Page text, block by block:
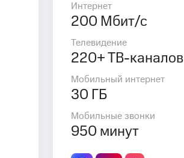
Интернет
200 Мбит/с
Телевидение
220+ ТВ-каналов
Мобильный интернет
30 ГБ
Мобильные звонки
950 минут